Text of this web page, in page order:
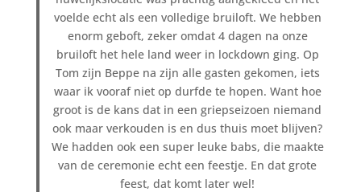
voelde echt als een volledige bruiloft. We hebben
enorm geboft, zeker omdat 4 dagen na onze
bruiloft het hele land weer in lockdown ging. Op
Tom zijn Beppe na zijn alle gasten gekomen, iets
waar ik vooraf niet op durfde te hopen. Want hoe
groot is de kans dat in een griepseizoen niemand
ook maar verkouden is en dus thuis moet blijven?
We hadden ook een super leuke babs, die maakte
van de ceremonie echt een feestje. En dat grote
feest, dat komt later wel!